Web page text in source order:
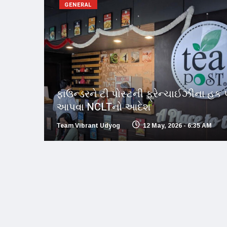
GENERAL
ફાઉન્ડરને ટી પોસ્ટની ફ્રેન્ચાઈઝીના હક
આપવા NCLTનો આદેશ
Team Vibrant Udyog 12 May, 2026 - 6:35 AM